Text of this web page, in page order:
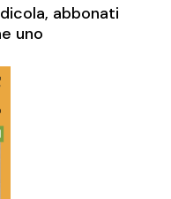
abbonati
uno